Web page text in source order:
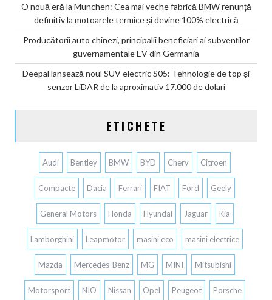
O nouă eră la Munchen: Cea mai veche fabrică BMW renunță
definitiv la motoarele termice și devine 100% electrică
Producătorii auto chinezi, principalii beneficiari ai subvenților
guvernamentale EV din Germania
Deepal lansează noul SUV electric S05: Tehnologie de top și
senzor LiDAR de la aproximativ 17.000 de dolari
ETICHETE
Audi Bentley BMW BYD Chery Citroen
Compacte Dacia Ferrari FIAT Ford Geely
General Motors Honda Hyundai Jaguar Kia
Lamborghini Leapmotor masini eco masini electrice
Mazda Mercedes-Benz MG MINI Mitsubishi
Motorsport NIO Nissan Opel Peugeot Porsche